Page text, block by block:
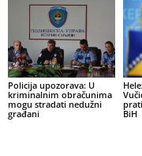
Policija upozorava: U
kriminalnim obračunima
mogu stradati nedužni
građani
BiH